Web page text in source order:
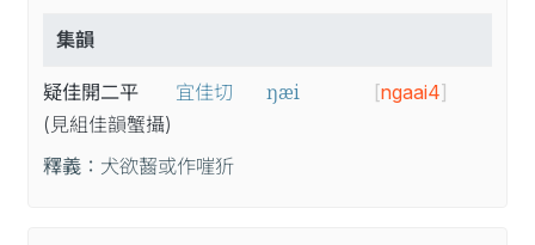
集韻
疑佳開二平
(見組佳韻蟹攝)
宜佳切 ŋæi [ngaai4]
釋義： 犬欲齧或作嘊㹞